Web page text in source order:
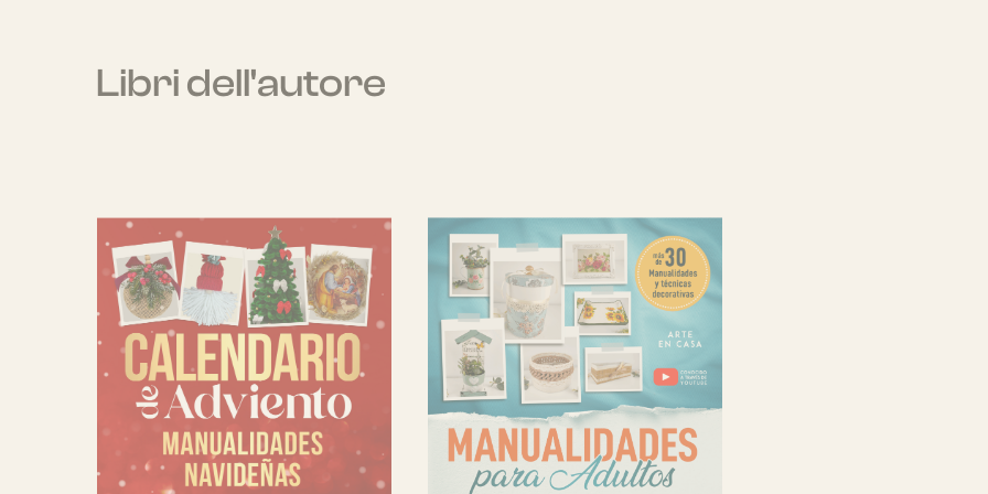
Libri dell'autore